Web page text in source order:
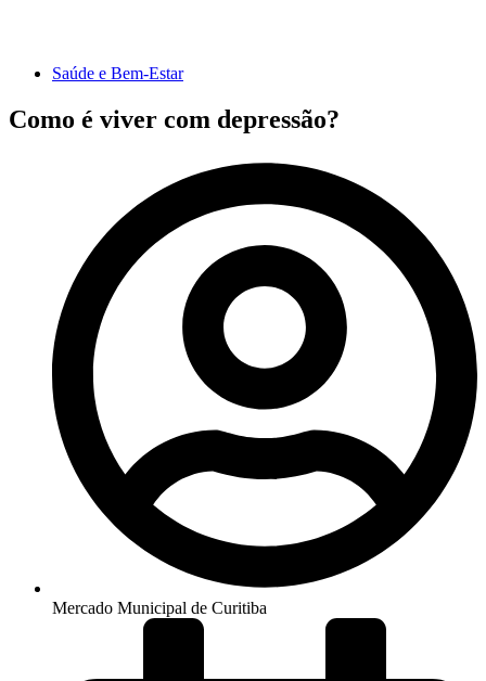
Saúde e Bem-Estar
Como é viver com depressão?
Mercado Municipal de Curitiba